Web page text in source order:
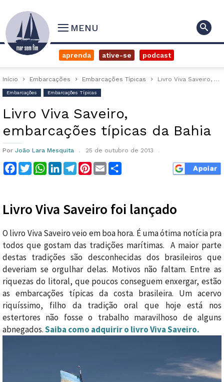
MENU
aprenda ative-se podcast
Início Embarcações Embarcações Típicas Livro Viva Saveiro, embarcações típicas da Bahia
Embarcações Embarcações Típicas
Livro Viva Saveiro,
embarcações típicas da Bahia
Por João Lara Mesquita 25 de outubro de 2013
Facebook
TwitterWhatsApp
LinkedInTelegram
Pinterest
Email
Livro Viva Saveiro foi lançado
O livro Viva Saveiro veio em boa hora. É uma ótima notícia pra
todos que gostam das tradições marítimas. A maior parte
destas tradições são desconhecidas dos brasileiros que
deveriam se orgulhar delas. Motivos não faltam. Entre as
riquezas do litoral, que poucos conseguem enxergar, estão
as embarcações típicas da costa brasileira. Um acervo
riquíssimo, filho da tradição oral que hoje está nos
estertores não fosse o trabalho maravilhoso de alguns
abnegados.Saiba como adquirir o livro Viva Saveiro.